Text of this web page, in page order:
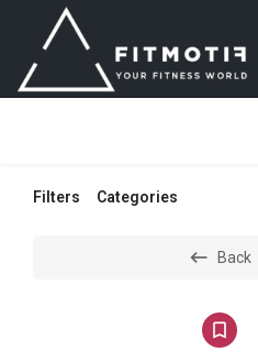
Filters Categories
Back